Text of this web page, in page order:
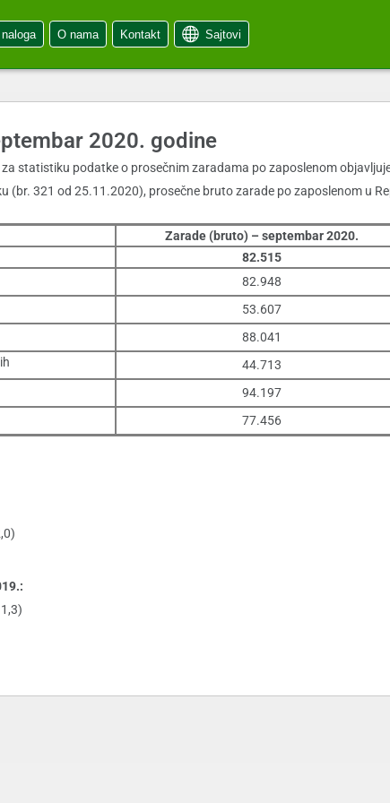
O nama Kontakt Sajtovi
2020. godine
statistiku podatke o prosečnim zaradama po zaposlenom
(br. 321 od 25.11.2020), prosečne bruto zarade po zaposlenom u
Zarade (bruto) – septembar 2020.
82.515
82.948
53.607
88.041
44.713
94.197
77.456